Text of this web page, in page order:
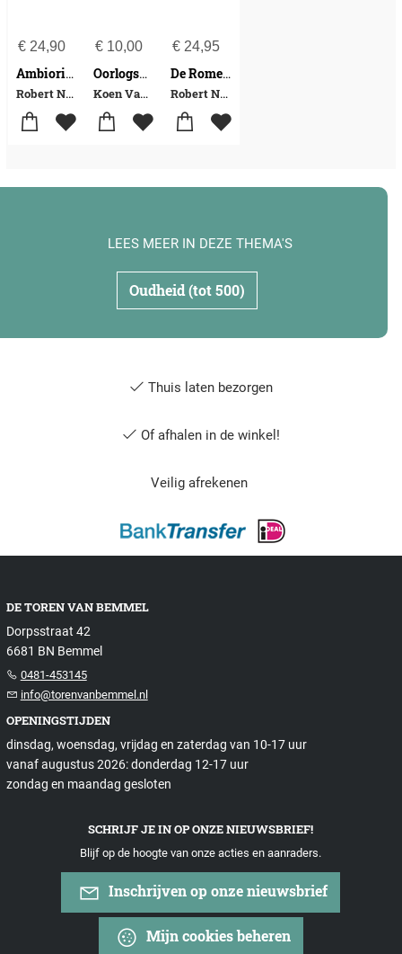
€24,90
Ambiorix tegen Caesar
Robert Nouwen
€10,00
Oorlogsmisdaden in de oudheid en later
Koen Vandendriessche-Christian Laes-Welmoet Wels-Reinier Wels-Robert Nouwen-Korneel Van Lommel-Toon van Houdt
€ 24,95
De Romeinse heerbaan
Robert Nouwen
Oudheid (tot 500)
LEES MEER IN DEZE THEMA'S
Thuis laten bezorgen
Of afhalen in de winkel!
Veilig afrekenen
DE TOREN VAN BEMMEL
Dorpsstraat 42
6681 BN Bemmel
0481-453145
info@torenvanbemmel.nl
OPENINGSTIJDEN
dinsdag, woensdag, vrijdag en zaterdag van 10-17 uur
vanaf augustus 2026: donderdag 12-17 uur
zondag en maandag gesloten
SCHRIJF JE IN OP ONZE NIEUWSBRIEF!
Blijf op de hoogte van onze acties en aanraders.
Inschrijven op onze nieuwsbrief
Mijn cookies beheren